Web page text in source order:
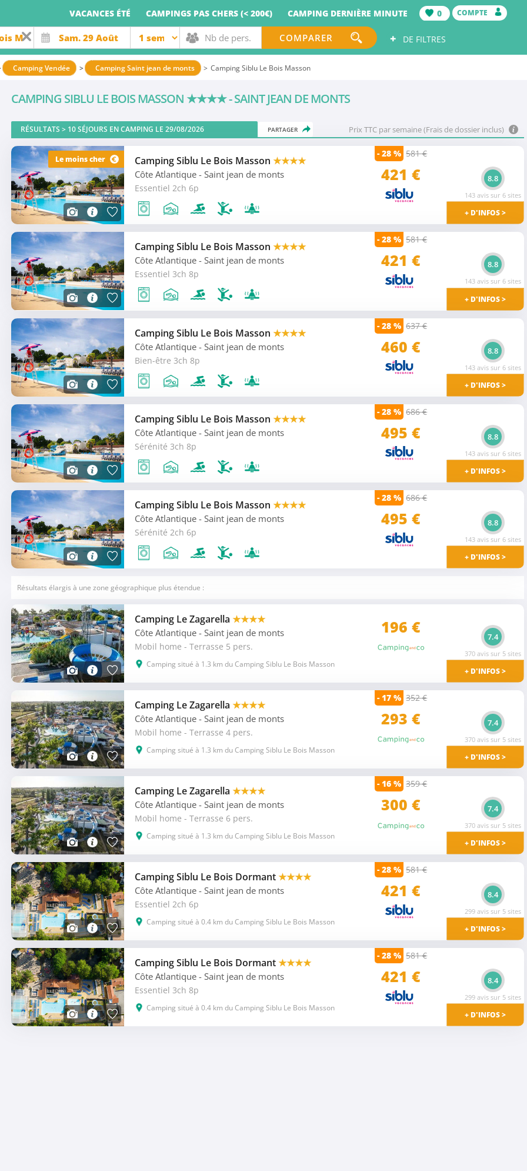
VACANCES ÉTÉ CAMPINGS PAS CHERS (< 200€) CAMPING DERNIÈRE MINUTE 0 COMPTE
COMPARER + DE FILTRES
Camping Vendée Camping Saint jean de monts Camping Siblu Le Bois Masson
CAMPING SIBLU LE BOIS MASSON ★★★★- SAINT JEAN DE MONTS
RÉSULTATS > 10SÉJOURS EN CAMPING LE 29/08/2026 PARTAGER Prix TTC par semaine (Frais de dossier inclus)
Le moins cher Camping Siblu Le Bois Masson ★★★★
Côte Atlantique - Saint jean de monts
Essentiel 2ch 6p
- 28 % 581 €
421 €
+ D'INFOS >
8.8
143 avis sur 6 sites
Camping Siblu Le Bois Masson ★★★★
Côte Atlantique - Saint jean de monts
Essentiel 3ch 8p
- 28 % 581 €
421 €
+ D'INFOS >
8.8
143 avis sur 6 sites
Camping Siblu Le Bois Masson ★★★★
Côte Atlantique - Saint jean de monts
Bien-être 3ch 8p
- 28 % 637 €
460 €
+ D'INFOS >
8.8
143 avis sur 6 sites
Camping Siblu Le Bois Masson ★★★★
Côte Atlantique - Saint jean de monts
Sérénité 3ch 8p
- 28 % 686 €
495 €
+ D'INFOS >
8.8
143 avis sur 6 sites
Camping Siblu Le Bois Masson ★★★★
Côte Atlantique - Saint jean de monts
Sérénité 2ch 6p
- 28 % 686 €
495 €
+ D'INFOS >
8.8
143 avis sur 6 sites
Résultats élargis à une zone géographique plus étendue :
Camping Le Zagarella ★★★★
Côte Atlantique - Saint jean de monts
Mobil home - Terrasse 5 pers.
Camping situé à 1.3 km du Camping Siblu Le Bois Masson
196 €
+ D'INFOS >
7.4
370 avis sur 5 sites
Camping Le Zagarella ★★★★
Côte Atlantique - Saint jean de monts
Mobil home - Terrasse 4 pers.
Camping situé à 1.3 km du Camping Siblu Le Bois Masson
- 17 % 352 €
293 €
+ D'INFOS >
7.4
370 avis sur 5 sites
Camping Le Zagarella ★★★★
Côte Atlantique - Saint jean de monts
Mobil home - Terrasse 6 pers.
Camping situé à 1.3 km du Camping Siblu Le Bois Masson
- 16 % 359 €
300 €
+ D'INFOS >
7.4
370 avis sur 5 sites
Camping Siblu Le Bois Dormant★★★★
Côte Atlantique - Saint jean de monts
Essentiel 2ch 6p
Camping situé à 0.4 km du Camping Siblu Le Bois Masson
- 28 % 581 €
421 €
+ D'INFOS >
8.4
299 avis sur 5 sites
Camping Siblu Le Bois Dormant★★★★
Côte Atlantique - Saint jean de monts
Essentiel 3ch 8p
Camping situé à 0.4 km du Camping Siblu Le Bois Masson
- 28 % 581 €
421 €
+ D'INFOS >
8.4
299 avis sur 5 sites